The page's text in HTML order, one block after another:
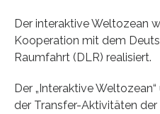
Der interaktive Weltozean
Kooperation mit dem
Raumfahrt (DLR) realisiert.
Der „Interaktive Weltozean“
der Transfer-Aktivitäten